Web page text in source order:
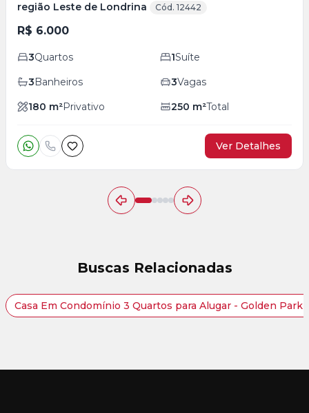
região Leste de Londrina
Cód. 12442
R$ 6.000
3Quartos 1Suíte
3Banheiros 3Vagas
180 m²Privativo 250 m²Total
Ver Detalhes
Buscas Relacionadas
Casa Em Condomínio 3 Quartos para Alugar - Golden Park